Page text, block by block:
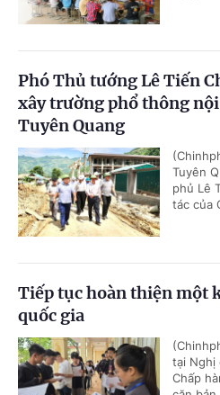
Phó Thủ tướng Lê Tiến
xây trường phổ thông
Tuyên Quang
Tuyên
phủ Lê
tác của
Tiếp tục hoàn thiện một
quốc gia
tại Nghị
Chấp